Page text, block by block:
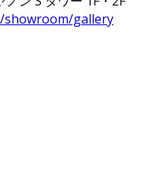
showroom/gallery